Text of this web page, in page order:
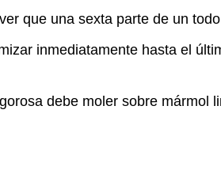
que una sexta parte de un
inmediatamente hasta el
debe moler sobre mármol